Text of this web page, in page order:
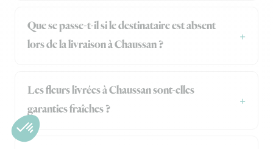
Que se passe-t-il si le destinataire est absent
lors de la livraison à Chaussan ?
Les fleurs livrées à Chaussan sont-elles
garanties fraîches ?